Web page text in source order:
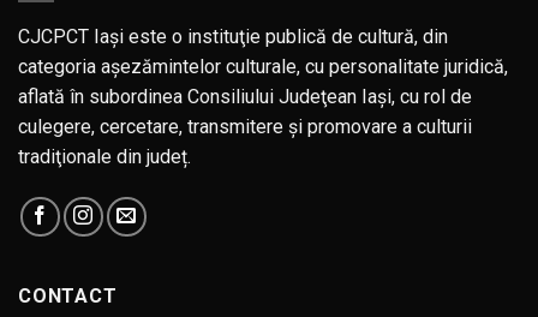
CJCPCT Iaşi este o instituţie publică de cultură, din
categoria aşezămintelor culturale, cu personalitate juridică,
aflată în subordinea Consiliului Judeţean Iaşi, cu rol de
culegere, cercetare, transmitere şi promovare a culturii
tradiţionale din județ.
CONTACT